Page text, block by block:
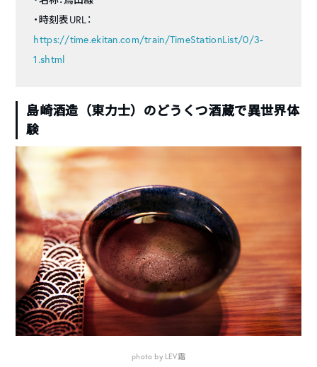
・時刻表URL：
https://time.ekitan.com/train/TimeStationList/0/3-
1.shtml
島崎酒造（東力士）のどうくつ酒蔵で異世界体
験
photo by LEV霜